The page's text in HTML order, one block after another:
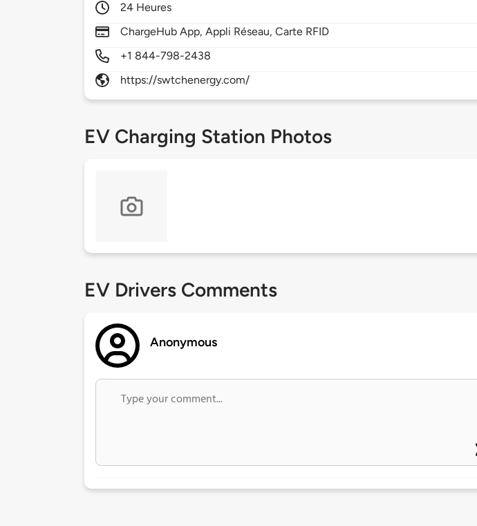
24 Heures
ChargeHub App, Appli Réseau, Carte RFID
+1 844-798-2438
https://swtchenergy.com/
EV Charging Station Photos
EV Drivers Comments
Anonymous